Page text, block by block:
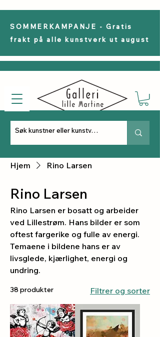
SOMMERKAMPANJE - Gratis
frakt på alle kunstverk ut august
Hjem Rino Larsen
Rino Larsen
Rino Larsen er bosatt og arbeider
ved Lillestrøm. Hans bilder er som
oftest fargerike og fulle av energi.
Temaene i bildene hans er av
livsglede, kjærlighet, energi og
undring.
38 produkter Filtrer og sorter